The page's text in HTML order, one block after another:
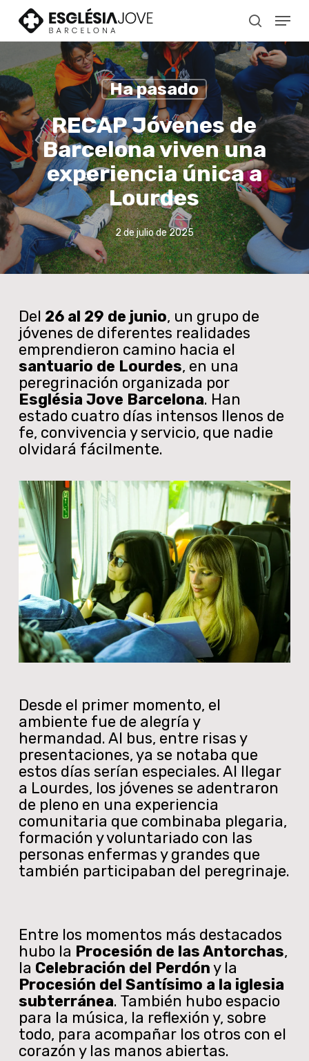
search
Menu
Ha pasado
RECAP Jóvenes de
Barcelona viven una
experiencia única a
Lourdes
2 de julio de 2025
Del 26 al 29 de junio, un grupo de
jóvenes de diferentes realidades
emprendieron camino hacia el
santuario de Lourdes, en una
peregrinación organizada por
Església Jove Barcelona. Han
estado cuatro días intensos llenos de
fe, convivencia y servicio, que nadie
olvidará fácilmente.
Desde el primer momento, el
ambiente fue de alegría y
hermandad. Al bus, entre risas y
presentaciones, ya se notaba que
estos días serían especiales. Al llegar
a Lourdes, los jóvenes se adentraron
de pleno en una experiencia
comunitaria que combinaba plegaria,
formación y voluntariado con las
personas enfermas y grandes que
también participaban del peregrinaje.
Entre los momentos más destacados
hubo la Procesión de las Antorchas,
la Celebración del Perdóny la
Procesión del Santísimo a la iglesia
subterránea. También hubo espacio
para la música, la reflexión y, sobre
todo, para acompañar los otros con el
corazón y las manos abiertas.